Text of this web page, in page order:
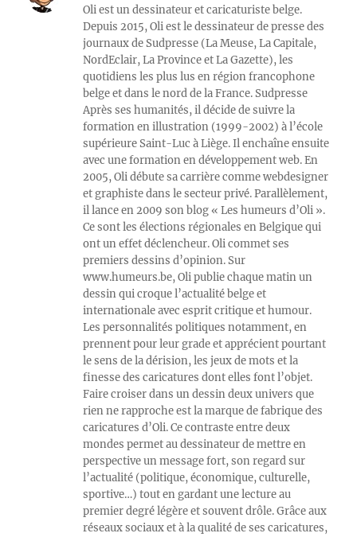
Oli est un dessinateur et caricaturiste belge.
Depuis 2015, Oli est le dessinateur de presse des
journaux de Sudpresse (La Meuse, La Capitale,
NordEclair, La Province et La Gazette), les
quotidiens les plus lus en région francophone
belge et dans le nord de la France. Sudpresse
Après ses humanités, il décide de suivre la
formation en illustration (1999-2002) à l’école
supérieure Saint-Luc à Liège. Il enchaîne ensuite
avec une formation en développement web. En
2005, Oli débute sa carrière comme webdesigner
et graphiste dans le secteur privé. Parallèlement,
il lance en 2009 son blog « Les humeurs d’Oli ».
Ce sont les élections régionales en Belgique qui
ont un effet déclencheur. Oli commet ses
premiers dessins d’opinion. Sur
www.humeurs.be, Oli publie chaque matin un
dessin qui croque l’actualité belge et
internationale avec esprit critique et humour.
Les personnalités politiques notamment, en
prennent pour leur grade et apprécient pourtant
le sens de la dérision, les jeux de mots et la
finesse des caricatures dont elles font l’objet.
Faire croiser dans un dessin deux univers que
rien ne rapproche est la marque de fabrique des
caricatures d’Oli. Ce contraste entre deux
mondes permet au dessinateur de mettre en
perspective un message fort, son regard sur
l’actualité (politique, économique, culturelle,
sportive…) tout en gardant une lecture au
premier degré légère et souvent drôle. Grâce aux
réseaux sociaux et à la qualité de ses caricatures,